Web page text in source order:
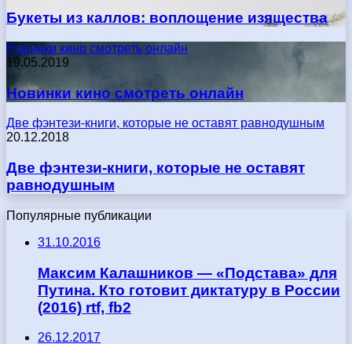
Букеты из каллов: воплощение изящества
Новинки кино смотреть онлайн
19.05.2019
Новинки кино смотреть онлайн
Две фэнтези-книги, которые не оставят равнодушным
20.12.2018
Две фэнтези-книги, которые не оставят
равнодушным
Популярные публикации
31.10.2016
Максим Калашников — «Подстава» для
Путина. Кто готовит диктатуру в России
(2016) rtf, fb2
26.12.2017